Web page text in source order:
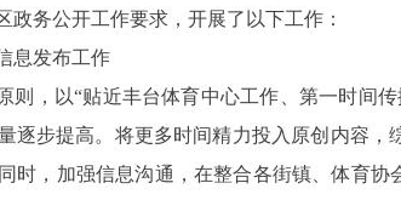
政务公开工作要求，开展了以下工作：
息发布工作
则，以“贴近丰台体育中心工作、第一时间
逐步提高。将更多时间精力投入原创内容
时，加强信息沟通，在整合各街镇、体育协